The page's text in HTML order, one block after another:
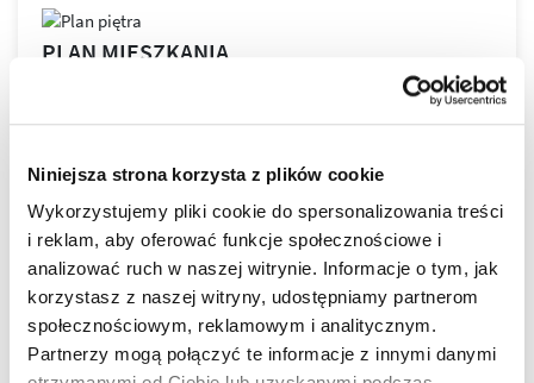
Niniejsza strona korzysta z plików cookie
Wykorzystujemy pliki cookie do spersonalizowania treści
i reklam, aby oferować funkcje społecznościowe i
analizować ruch w naszej witrynie. Informacje o tym, jak
korzystasz z naszej witryny, udostępniamy partnerom
społecznościowym, reklamowym i analitycznym.
Partnerzy mogą połączyć te informacje z innymi danymi
PLAN MIESZKANIA
LOKALIZACJA
NOVA GRANICZNA powstaje w najbardziej lubianej
części miasta!
Tu każdy, nawet najbardziej wymagający Klient znajdzie
swoje wymarzone mieszkanie.
Nowoczesne budynki